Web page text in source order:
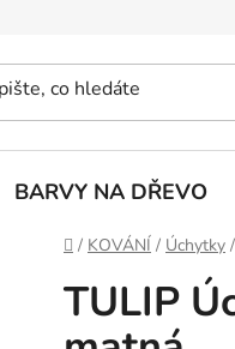
BARVY NA DŘEVO
Domů
/ KOVÁNÍ / Úchytky /
TULIP